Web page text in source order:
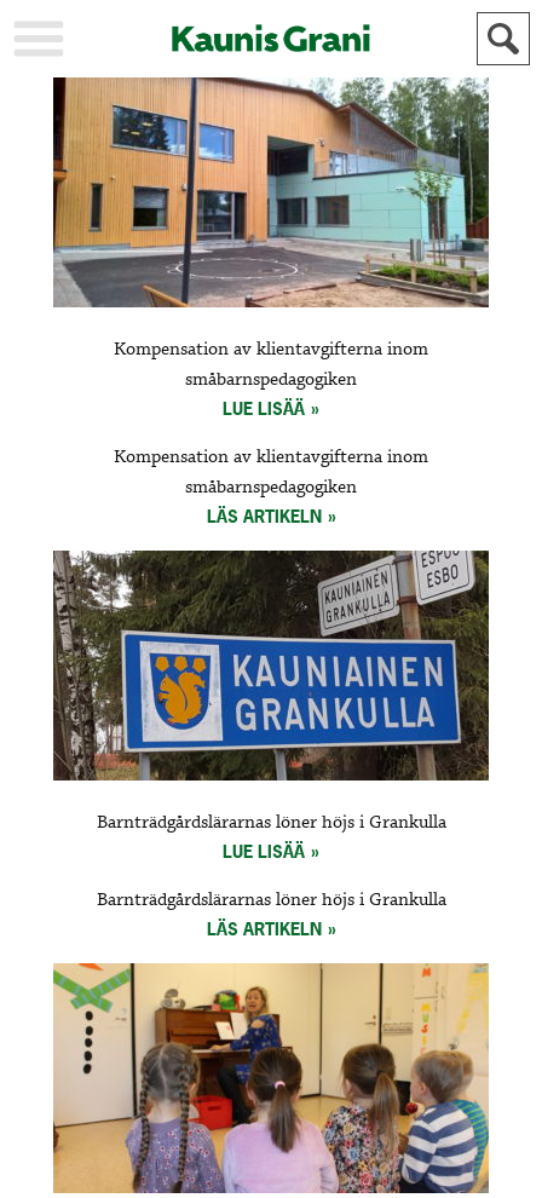
KAUPUNKI
STADEN
AJANKOHTAISTA
AKTUELLT
URHEILU
IDROTT
KULTTUURI
KULTUR
HISTORIA
HISTORIA
YLEINEN
ALLMÄN
MAINOSTAJILLE
FÖR
ANNONSÖRER
Kompensation av klientavgifterna inom
småbarnspedagogiken
LUE LISÄÄ
Kompensation av klientavgifterna inom
småbarnspedagogiken
LÄS ARTIKELN
Barnträdgårdslärarnas löner höjs i Grankulla
LUE LISÄÄ
Barnträdgårdslärarnas löner höjs i Grankulla
LÄS ARTIKELN